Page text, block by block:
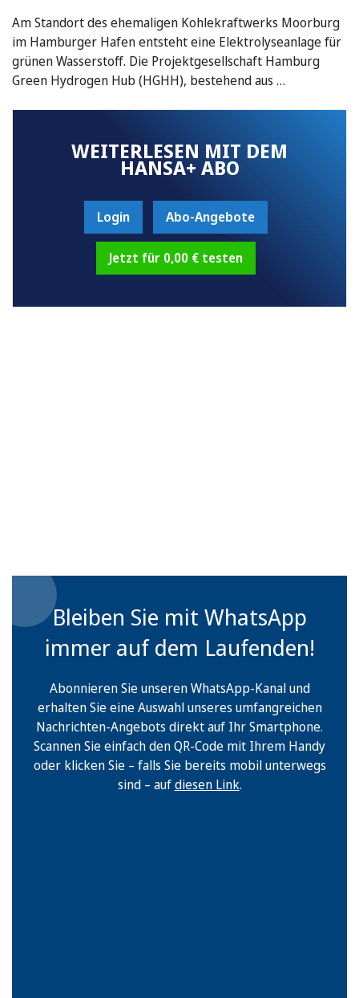
Am Standort des ehemaligen Kohlekraftwerks Moorburg
im Hamburger Hafen entsteht eine Elektrolyseanlage für
grünen Wasserstoff. Die Projektgesellschaft Hamburg
Green Hydrogen Hub (HGHH), bestehend aus …
WEITERLESEN MIT DEM
HANSA+ ABO
Login Abo-Angebote
Jetzt für 0,00 € testen
Bleiben Sie mit WhatsApp
immer auf dem Laufenden!
Abonnieren Sie unseren WhatsApp-Kanal und
erhalten Sie eine Auswahl unseres umfangreichen
Nachrichten-Angebots direkt auf Ihr Smartphone.
Scannen Sie einfach den QR-Code mit Ihrem Handy
oder klicken Sie – falls Sie bereits mobil unterwegs
sind – aufdiesen Link.